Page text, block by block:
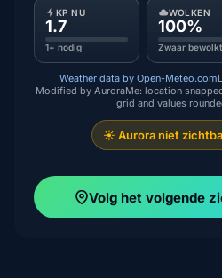
KP NU
1.7
1+ nodig
WOLKEN
100%
Zwaar bewolkt
Weather data by Open-Meteo.com
Modified by AuroraMe: location
grid and values
☀️ Aurora niet
Volg het volgende